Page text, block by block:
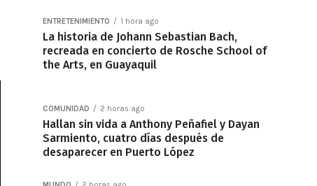
ENTRETENIMIENTO 1 hora ago
La historia de Johann Sebastian Bach,
recreada en concierto de Rosche School of
the Arts, en Guayaquil
COMUNIDAD 2 horas ago
Hallan sin vida a Anthony Peñafiel y Dayan
Sarmiento, cuatro días después de
desaparecer en Puerto López